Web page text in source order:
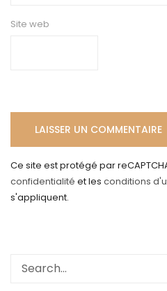
Site web
Ce site est protégé par
confidentialité et les conditions
s'appliquent.